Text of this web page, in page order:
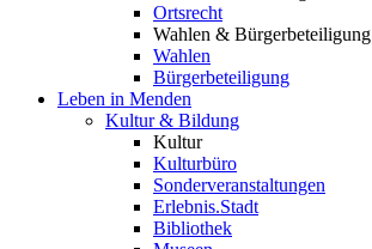
Ortsrecht
Wahlen & Bürgerbeteiligung
Wahlen
Bürgerbeteiligung
Leben in Menden
Kultur & Bildung
Kultur
Kulturbüro
Sonderveranstaltungen
Erlebnis.Stadt
Bibliothek